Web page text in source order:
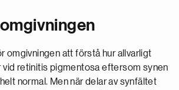
omgivningen att förstå hur allvarligt
vid retinitis pigmentosa eftersom synen
normal. Men när delar av synfältet